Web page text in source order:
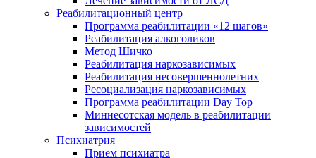
Реабилитационный центр
Программа реабилитации «12 шагов»
Реабилитация алкоголиков
Метод Шичко
Реабилитация наркозависимых
Реабилитация несовершеннолетних
Ресоциализация наркозависимых
Программа реабилитации Day Top
Миннесотская модель в реабилитации
зависимостей
Психиатрия
Прием психиатра